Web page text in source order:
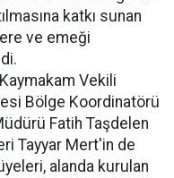
katkı sunan
ve emeği
Vekili
Bölge Koordinatörü
Fatih Taşdelen
Tayyar Mert'in de
alanda kurulan